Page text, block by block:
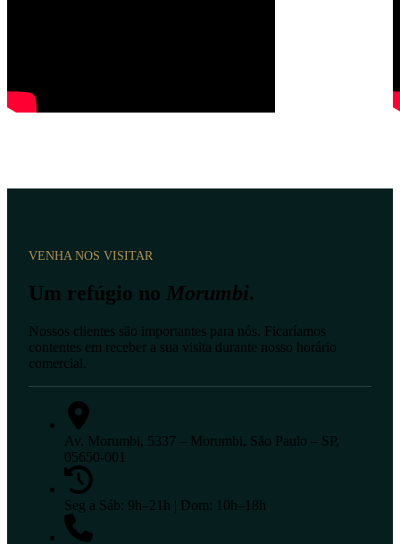
VENHA NOS VISITAR
Um refúgio no Morumbi.
Nossos clientes são importantes para nós. Ficaríamos
contentes em receber a sua visita durante nosso horário
comercial.
Av. Morumbi, 5337 – Morumbi, São Paulo – SP,
05650-001
Seg a Sáb: 9h–21h | Dom: 10h–18h